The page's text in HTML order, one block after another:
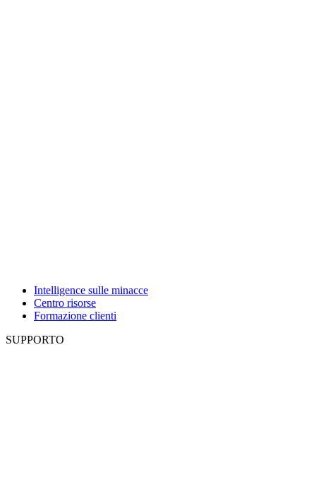
Intelligence sulle minacce
Centro risorse
Formazione clienti
SUPPORTO